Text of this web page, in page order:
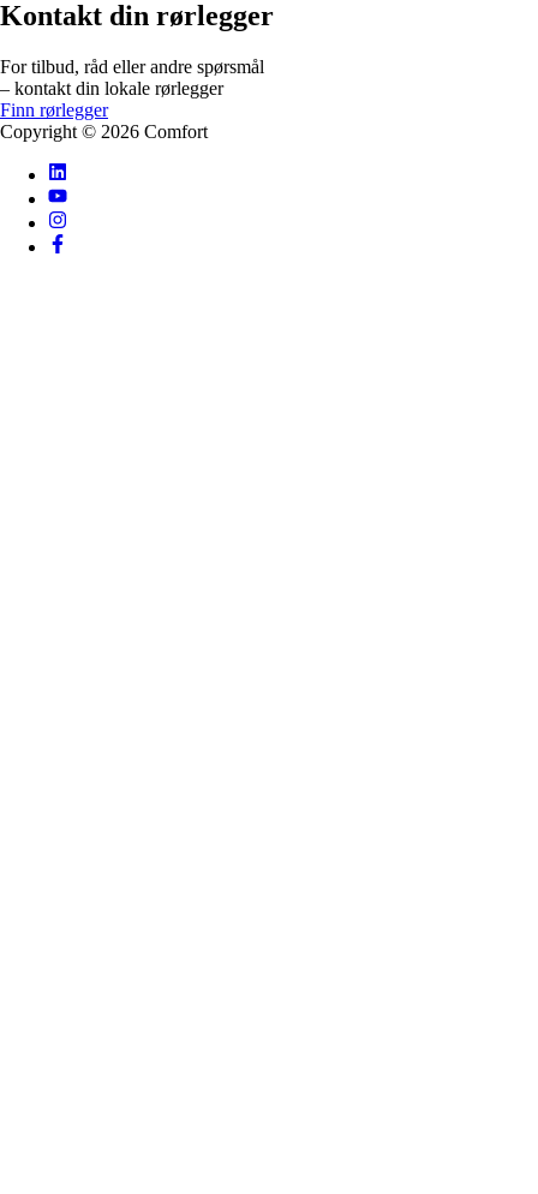
Kontakt din rørlegger
For tilbud, råd eller andre spørsmål
– kontakt din lokale rørlegger
Finn rørlegger
Copyright © 2026 Comfort